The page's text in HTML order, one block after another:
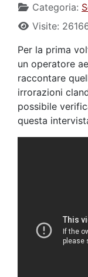
Categoria:
Visite:
Per la prima
un operatore
raccontare
irrorazioni
possibile
questa